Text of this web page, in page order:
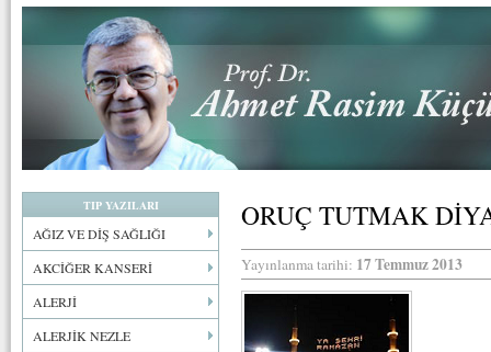
TIP YAZILARI
AĞIZ VE DİŞ SAĞLIĞI
AKCİĞER KANSERİ
ALERJİ
ALERJİK NEZLE
ORUÇ TUTMAK
Yayınlanma tarihi: 17 Temmuz 2013